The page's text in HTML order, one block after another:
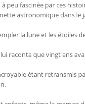
à peu fascinée par ces
astronomique dans le
la lune et les étoiles
raconta que vingt ans
étant retransmis